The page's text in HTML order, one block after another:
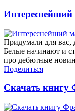
Интереснейший
Придумали для вас,
Белые начинают и
про дебютные
Поделиться
Скачать книгу